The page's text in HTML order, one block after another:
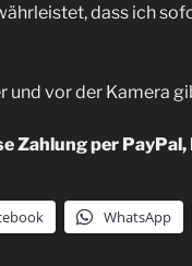
dass ich
und vor der Kamera
Zahlung per
WhatsApp